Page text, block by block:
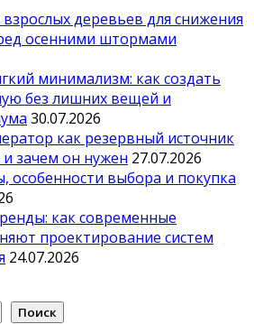
деревьев для снижения
осенними штормами
минимализм: как создать
без лишних вещей и
30.07.2026
как резервный источник
и зачем он нужен 27.07.2026
особенности выбора и покупка
как современные
проектирование систем
24.07.2026
Поиск